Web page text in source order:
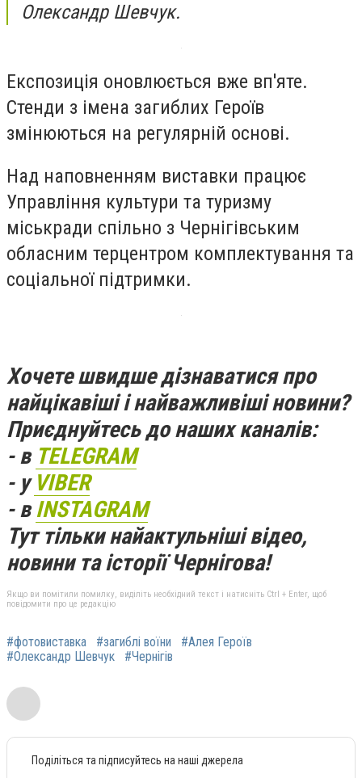
Олександр Шевчук.
Експозиція оновлюється вже вп'яте.
Стенди з імена загиблих Героїв
змінюються на регулярній основі.
Над наповненням виставки працює
Управління культури та туризму
міськради спільно з Чернігівським
обласним терцентром комплектування та
соціальної підтримки.
Хочете швидше дізнаватися про
найцікавіші і найважливіші новини?
Приєднуйтесь до наших каналів:
- в TELEGRAM
- у VIBER
- вINSTAGRAM
Тут тільки найактульніші відео,
новини та історії Чернігова!
Якщо ви помітили помилку, виділіть необхідний текст і натисніть Ctrl + Enter, щоб
повідомити про це редакцію
#фотовиставка #загиблі воїни
#Алея Героїв
#Олександр Шевчук
#Чернігів
Поділіться та підписуйтесь на наші джерела